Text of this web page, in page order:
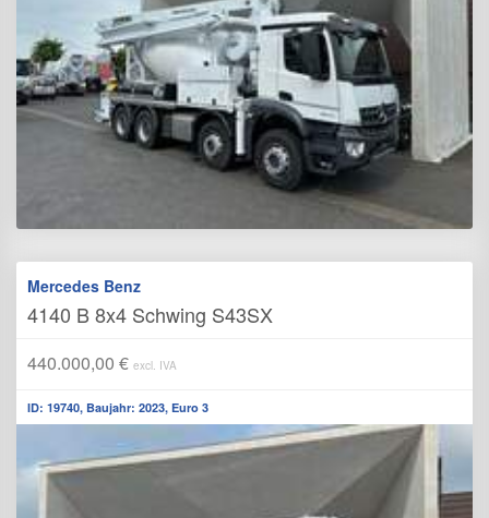
Mercedes Benz
4140 B 8x4 Schwing S43SX
440.000,00 € excl. IVA
ID: 19740, Baujahr: 2023, Euro 3